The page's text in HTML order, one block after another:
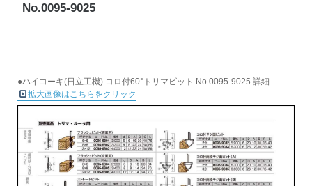
No.0095-9025
●ハイコーキ(日立工機) コロ付60°トリマビット No.0095-9025 詳細
拡大画像はこちらをクリック